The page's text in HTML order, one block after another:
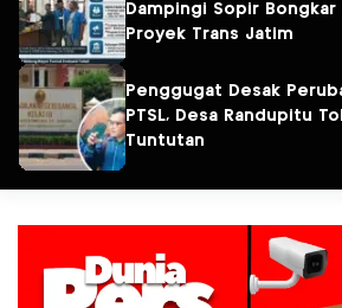
Dampingi Sopir Bongkar
Proyek Trans Jatim
Penggugat Desak
PTSL, Desa Randupitu
Tuntutan